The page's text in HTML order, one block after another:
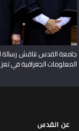
جامعة القدس تناقش رسالة
المعلومات الجغرافية في
عن القدس